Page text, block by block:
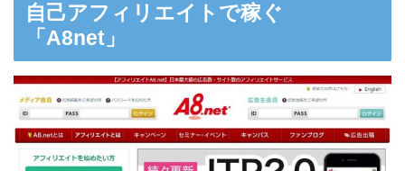
自己アフィリエイトで稼ぐ
「A8net」